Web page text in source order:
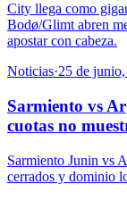
City llega como
Bodø/Glimt abren
apostar con cabeza.
Noticias·25 de
Sarmiento vs
cuotas no
Sarmiento Junin vs
cerrados y dominio